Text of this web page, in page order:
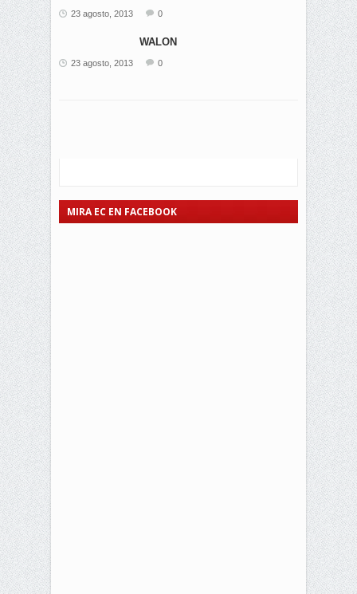
23 agosto, 2013 0
WALON
23 agosto, 2013 0
MIRA EC EN FACEBOOK